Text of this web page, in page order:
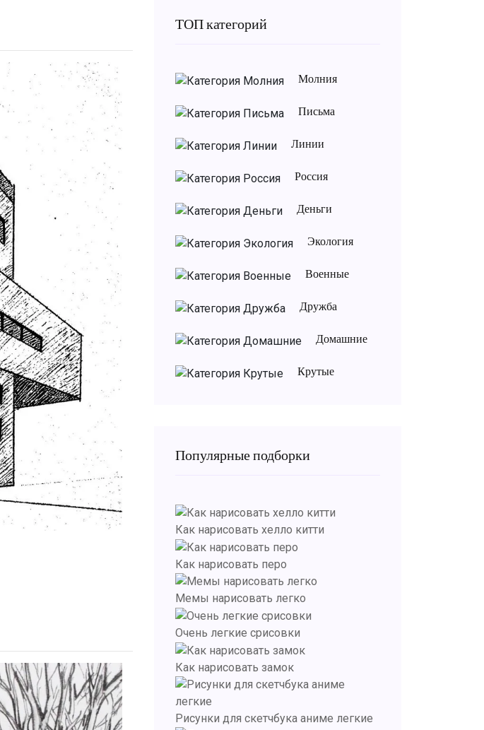
ТОП категорий
Молния
Письма
Линии
Россия
Деньги
Экология
Военные
Дружба
Домашние
Крутые
Популярные подборки
Как нарисовать хелло китти
Как нарисовать перо
Мемы нарисовать легко
Очень легкие срисовки
Как нарисовать замок
Рисунки для скетчбука аниме легкие